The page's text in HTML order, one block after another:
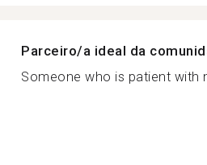
Parceiro/a ideal da
Someone who is patient with